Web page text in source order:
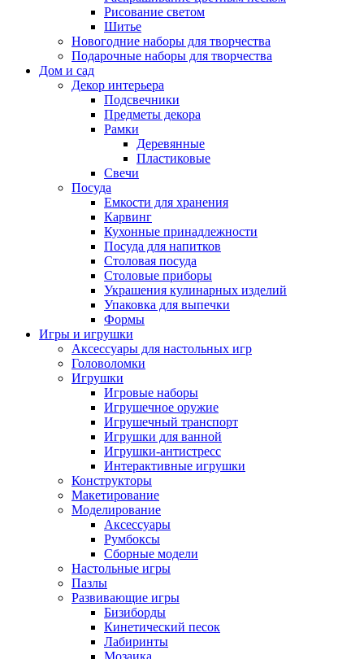
Рисование светом
Шитье
Новогодние наборы для творчества
Подарочные наборы для творчества
Дом и сад
Декор интерьера
Подсвечники
Предметы декора
Рамки
Деревянные
Пластиковые
Свечи
Посуда
Емкости для хранения
Карвинг
Кухонные принадлежности
Посуда для напитков
Столовая посуда
Столовые приборы
Украшения кулинарных изделий
Упаковка для выпечки
Формы
Игры и игрушки
Аксессуары для настольных игр
Головоломки
Игрушки
Игровые наборы
Игрушечное оружие
Игрушечный транспорт
Игрушки для ванной
Игрушки-антистресс
Интерактивные игрушки
Конструкторы
Макетирование
Моделирование
Аксессуары
Румбоксы
Сборные модели
Настольные игры
Пазлы
Развивающие игры
Бизиборды
Кинетический песок
Лабиринты
Мозаика